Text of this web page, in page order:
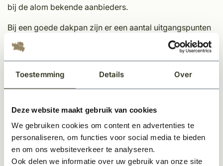
Toestemming Details Over
Deze website maakt gebruik van cookies
We gebruiken cookies om content en advertenties te
personaliseren, om functies voor social media te bieden
en om ons websiteverkeer te analyseren.
Ook delen we informatie over uw gebruik van onze site
bij de alom bekende aanbieders.
Bij een goede dakpan zijn er een aantal uitgangspunten
van groot belang:
het water opnemend vermogen
porositeit
verwachte levensduur
geen kunstmatige uitstraling
gemakkelijk te verwerken (in tegenstelling tot echte
oude dakpannen die bijna nooit passen)
Bovengenoemde punten hebben bij dit proces extra